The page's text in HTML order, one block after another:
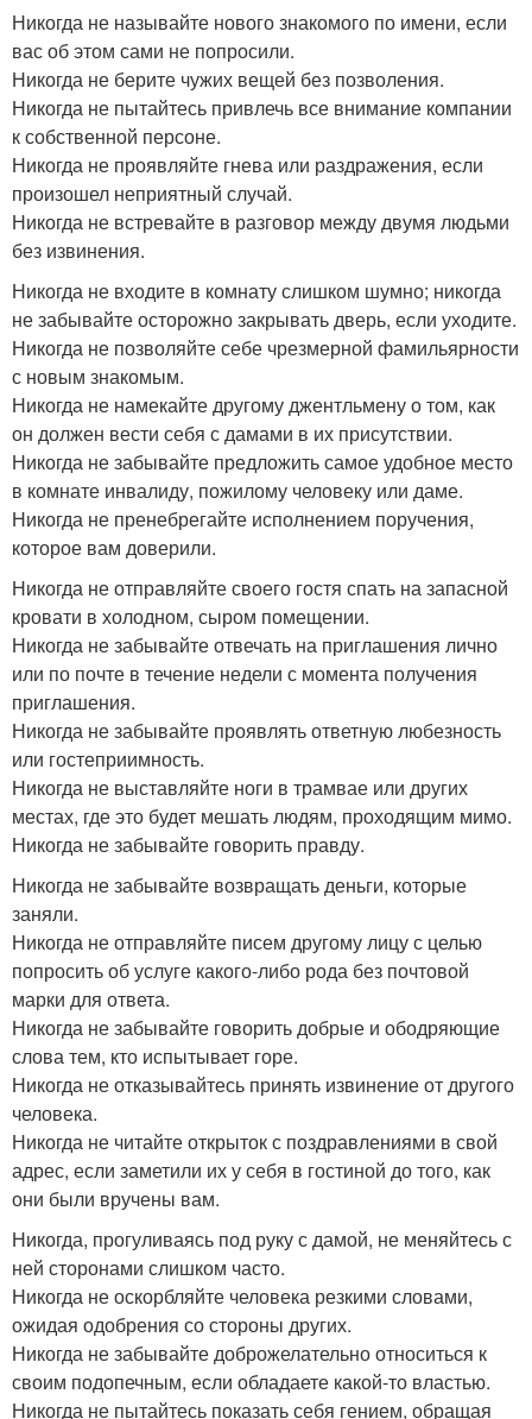
Никогда не называйте нового знакомого по имени, если
вас об этом сами не попросили.
Никогда не берите чужих вещей без позволения.
Никогда не пытайтесь привлечь все внимание компании
к собственной персоне.
Никогда не проявляйте гнева или раздражения, если
произошел неприятный случай.
Никогда не встревайте в разговор между двумя людьми
без извинения.
Никогда не входите в комнату слишком шумно; никогда
не забывайте осторожно закрывать дверь, если уходите.
Никогда не позволяйте себе чрезмерной фамильярности
с новым знакомым.
Никогда не намекайте другому джентльмену о том, как
он должен вести себя с дамами в их присутствии.
Никогда не забывайте предложить самое удобное место
в комнате инвалиду, пожилому человеку или даме.
Никогда не пренебрегайте исполнением поручения,
которое вам доверили.
Никогда не отправляйте своего гостя спать на запасной
кровати в холодном, сыром помещении.
Никогда не забывайте отвечать на приглашения лично
или по почте в течение недели с момента получения
приглашения.
Никогда не забывайте проявлять ответную любезность
или гостеприимность.
Никогда не выставляйте ноги в трамвае или других
местах, где это будет мешать людям, проходящим мимо.
Никогда не забывайте говорить правду.
Никогда не забывайте возвращать деньги, которые
заняли.
Никогда не отправляйте писем другому лицу с целью
попросить об услуге какого-либо рода без почтовой
марки для ответа.
Никогда не забывайте говорить добрые и ободряющие
слова тем, кто испытывает горе.
Никогда не отказывайтесь принять извинение от другого
человека.
Никогда не читайте открыток с поздравлениями в свой
адрес, если заметили их у себя в гостиной до того, как
они были вручены вам.
Никогда, прогуливаясь под руку с дамой, не меняйтесь с
ней сторонами слишком часто.
Никогда не оскорбляйте человека резкими словами,
ожидая одобрения со стороны других.
Никогда не забывайте доброжелательно относиться к
своим подопечным, если обладаете какой-то властью.
Никогда не пытайтесь показать себя гением, обращая